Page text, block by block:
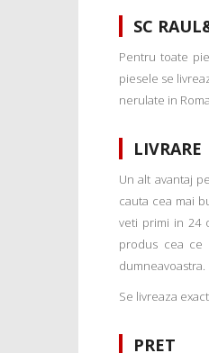
SC
Pentru toate
piesele se
nerulate in
LIVRARE
Un alt avantaj
cauta cea mai
veti primi in 24
produs cea ce
dumneavoastra.
Se livreaza
PRET